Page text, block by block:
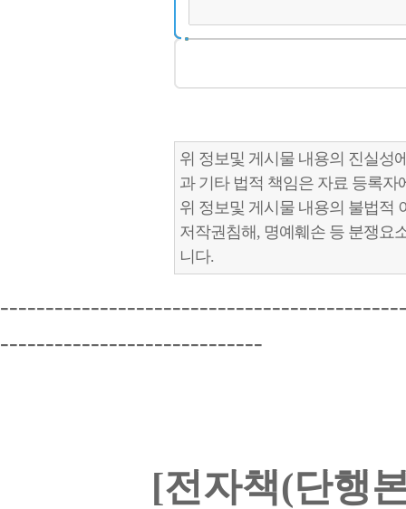
위 정보및 게시물 내용의 진실성
과 기타 법적 책임은 자료 등록자
위 정보및 게시물 내용의 불법적
저작권침해, 명예훼손 등 분쟁요
니다.
-----------------------------
[전자책(단행